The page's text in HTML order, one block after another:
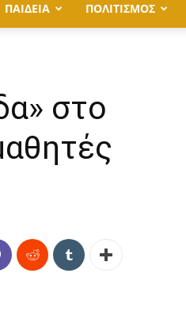
ΠΑΙΔΕΙΑ ΠΟΛΙΤΙΣΜΟΣ
στο